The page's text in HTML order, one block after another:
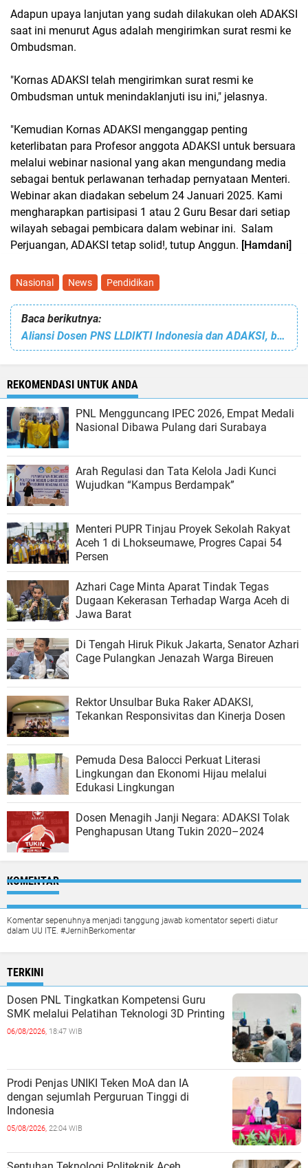
Adapun upaya lanjutan yang sudah dilakukan oleh ADAKSI
saat ini menurut Agus adalah mengirimkan surat resmi ke
Ombudsman.
"Kornas ADAKSI telah mengirimkan surat resmi ke
Ombudsman untuk menindaklanjuti isu ini," jelasnya.
"Kemudian Kornas ADAKSI menganggap penting
keterlibatan para Profesor anggota ADAKSI untuk bersuara
melalui webinar nasional yang akan mengundang media
sebagai bentuk perlawanan terhadap pernyataan Menteri.
Webinar akan diadakan sebelum 24 Januari 2025. Kami
mengharapkan partisipasi 1 atau 2 Guru Besar dari setiap
wilayah sebagai pembicara dalam webinar ini. Salam
Perjuangan, ADAKSI tetap solid!, tutup Anggun. [Hamdani]
Nasional News Pendidikan
Baca berikutnya:
Aliansi Dosen PNS LLDIKTI Indonesia dan ADAKSI, bersatu Desak Kemendiktisaintek Bayar Tukin
REKOMENDASI UNTUK ANDA
PNL Mengguncang IPEC 2026, Empat Medali
Nasional Dibawa Pulang dari Surabaya
Arah Regulasi dan Tata Kelola Jadi Kunci
Wujudkan “Kampus Berdampak”
Menteri PUPR Tinjau Proyek Sekolah Rakyat
Aceh 1 di Lhokseumawe, Progres Capai 54
Persen
Azhari Cage Minta Aparat Tindak Tegas
Dugaan Kekerasan Terhadap Warga Aceh di
Jawa Barat
Di Tengah Hiruk Pikuk Jakarta, Senator Azhari
Cage Pulangkan Jenazah Warga Bireuen
Rektor Unsulbar Buka Raker ADAKSI,
Tekankan Responsivitas dan Kinerja Dosen
Pemuda Desa Balocci Perkuat Literasi
Lingkungan dan Ekonomi Hijau melalui
Edukasi Lingkungan
Dosen Menagih Janji Negara: ADAKSI Tolak
Penghapusan Utang Tukin 2020–2024
KOMENTAR
Komentar sepenuhnya menjadi tanggung jawab komentator seperti diatur
dalam UU ITE. #JernihBerkomentar
TERKINI
Dosen PNL Tingkatkan Kompetensi Guru
SMK melalui Pelatihan Teknologi 3D Printing
06/08/2026, 18:47 WIB
Prodi Penjas UNIKI Teken MoA dan IA
dengan sejumlah Perguruan Tinggi di
Indonesia
05/08/2026, 22:04 WIB